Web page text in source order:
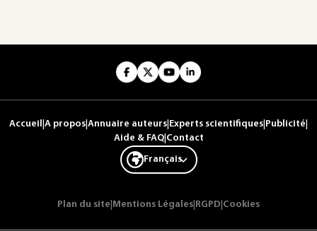
Accueil A propos Annuaire auteurs Experts scientifiques Publicité
Aide & FAQ| Contact
Français
Plan du site Mentions Légales RGPD Cookies